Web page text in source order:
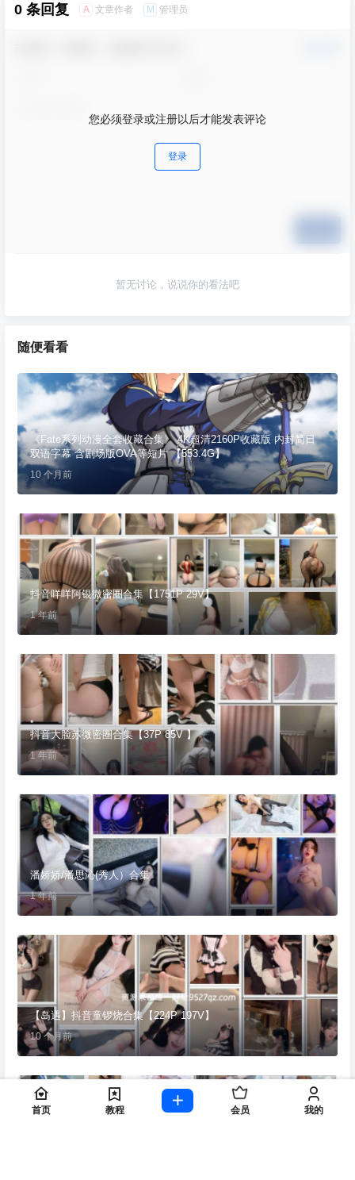
0 条回复 A 文章作者 M 管理员
您必须登录或注册以后才能发表评论
登录
暂无讨论，说说你的看法吧
随便看看
《Fate系列动漫全套收藏合集》 4K超清2160P收藏版 内封简日
双语字幕 含剧场版OVA等短片 【553.4G】
10 个月前
抖音咩咩阿银微密圈合集【1751P 29V】
1 年前
抖音大脸苏微密圈合集【37P 85V 】
1 年前
潘娇娇/潘思沁(秀人）合集
1 年前
【岛遇】抖音童锣烧合集【224P 197V】
10 个月前
首页 教程 会员 我的